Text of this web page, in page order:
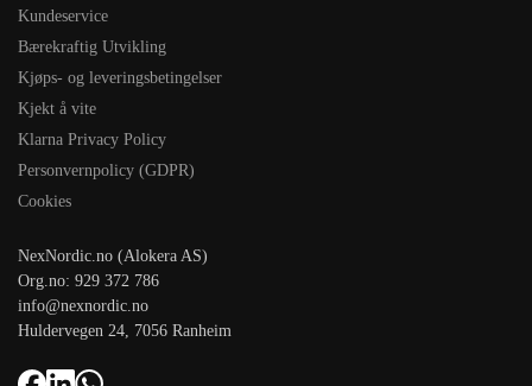
Kundeservice
Bærekraftig Utvikling
Kjøps- og leveringsbetingelser
Kjekt å vite
Klarna Privacy Policy
Personvernpolicy (GDPR)
Cookies
NexNordic.no (Alokera AS)
Org.no: 929 372 786
info@nexnordic.no
Huldervegen 24, 7056 Ranheim